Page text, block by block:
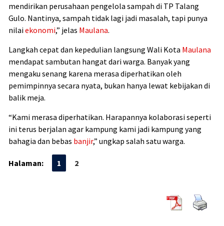
mendirikan perusahaan pengelola sampah di TP Talang
Gulo. Nantinya, sampah tidak lagi jadi masalah, tapi punya
nilaiekonomi,” jelas Maulana.
Langkah cepat dan kepedulian langsung Wali Kota Maulana
mendapat sambutan hangat dari warga. Banyak yang
mengaku senang karena merasa diperhatikan oleh
pemimpinnya secara nyata, bukan hanya lewat kebijakan di
balik meja.
“Kami merasa diperhatikan. Harapannya kolaborasi seperti
ini terus berjalan agar kampung kami jadi kampung yang
bahagia dan bebas banjir,” ungkap salah satu warga.
Halaman: 1 2